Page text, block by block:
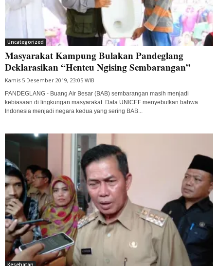
Uncategorized
Masyarakat Kampung Bulakan Pandeglang
Deklarasikan “Henteu Ngising Sembarangan”
Kamis 5 Desember 2019, 23:05 WIB
PANDEGLANG - Buang Air Besar (BAB) sembarangan masih menjadi
kebiasaan di lingkungan masyarakat. Data UNICEF menyebutkan bahwa
Indonesia menjadi negara kedua yang sering BAB...
Kesehatan